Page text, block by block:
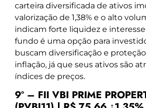
carteira diversificada de ativos
valorização de 1,38% e o alto
indicam forte liquidez e
fundo é uma opção para
buscam diversificação e
inflação, já que seus ativos são
índices de preços.
9º – FII VBI PRIME